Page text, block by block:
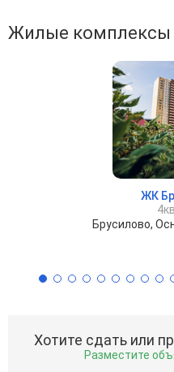
Жилые комплексы
ЖК
Брусилово,
Хотите сдать или
Разместите